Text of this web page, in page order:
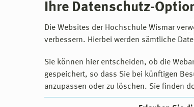
Ihre Datenschutz-
Die Websites der Hochschule Wismar
verbessern. Hierbei werden sämtliche
Sie können hier entscheiden, ob die
gespeichert, so dass Sie bei künftigen
anzupassen oder zu löschen. Sie finden